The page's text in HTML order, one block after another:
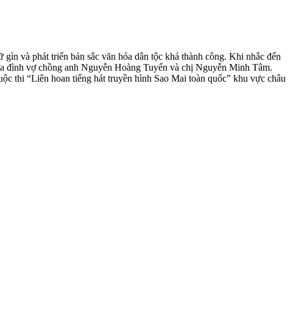
và phát triển bản sắc văn hóa dân tộc khá thành công. Khi nhắc đến
đình vợ chồng anh Nguyễn Hoàng Tuyển và chị Nguyễn Minh Tâm.
thi “Liên hoan tiếng hát truyền hình Sao Mai toàn quốc” khu vực châu